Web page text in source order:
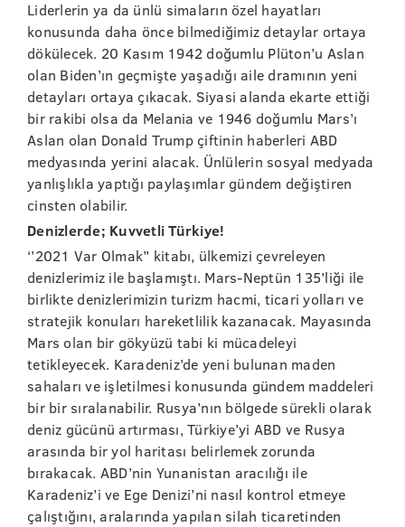
Liderlerin ya da ünlü simaların özel hayatları
konusunda daha önce bilmediğimiz detaylar ortaya
dökülecek. 20 Kasım 1942 doğumlu Plüton’u Aslan
olan Biden’ın geçmişte yaşadığı aile dramının yeni
detayları ortaya çıkacak. Siyasi alanda ekarte ettiği
bir rakibi olsa da Melania ve 1946 doğumlu Mars’ı
Aslan olan Donald Trump çiftinin haberleri ABD
medyasında yerini alacak. Ünlülerin sosyal medyada
yanlışlıkla yaptığı paylaşımlar gündem değiştiren
cinsten olabilir.
Denizlerde; Kuvvetli Türkiye!
‘’2021 Var Olmak’’ kitabı, ülkemizi çevreleyen
denizlerimiz ile başlamıştı. Mars-Neptün 135’liği ile
birlikte denizlerimizin turizm hacmi, ticari yolları ve
stratejik konuları hareketlilik kazanacak. Mayasında
Mars olan bir gökyüzü tabi ki mücadeleyi
tetikleyecek. Karadeniz’de yeni bulunan maden
sahaları ve işletilmesi konusunda gündem maddeleri
bir bir sıralanabilir. Rusya’nın bölgede sürekli olarak
deniz gücünü artırması, Türkiye’yi ABD ve Rusya
arasında bir yol haritası belirlemek zorunda
bırakacak. ABD’nin Yunanistan aracılığı ile
Karadeniz’i ve Ege Denizi’ni nasıl kontrol etmeye
çalıştığını, aralarında yapılan silah ticaretinden